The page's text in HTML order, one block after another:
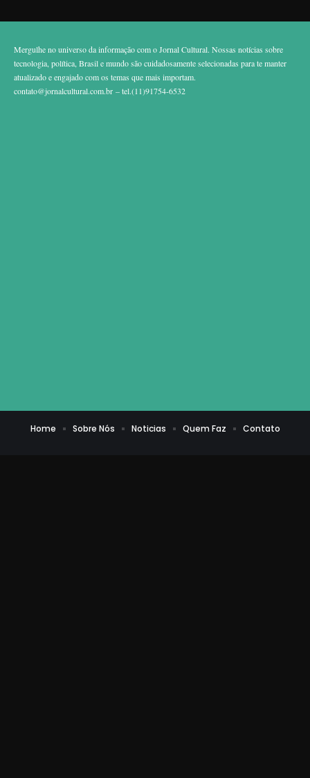
Mergulhe no universo da informação com o Jornal Cultural. Nossas notícias sobre
tecnologia, política, Brasil e mundo são cuidadosamente selecionadas para te manter
atualizado e engajado com os temas que mais importam.
contato@jornalcultural.com.br – tel.(11)91754-6532
Home Sobre Nós Noticias Quem Faz Contato